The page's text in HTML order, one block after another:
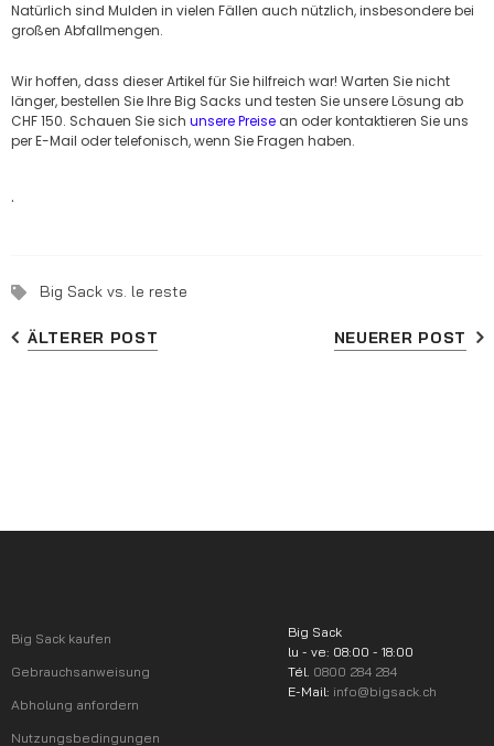
Natürlich sind Mulden in vielen Fällen auch nützlich, insbesondere bei
großen Abfallmengen.
Wir hoffen, dass dieser Artikel für Sie hilfreich war! Warten Sie nicht
länger, bestellen Sie Ihre Big Sacks und testen Sie unsere Lösung ab
CHF 150. Schauen Sie sich unsere Preise an oder kontaktieren Sie uns
per E-Mail oder telefonisch, wenn Sie Fragen haben.
.
Big Sack vs. le reste
ÄLTERER POST NEUERER POST
Big Sack kaufen
Gebrauchsanweisung
Abholung anfordern
Nutzungsbedingungen
Big Sack
lu - ve: 08:00 - 18:00
Tél. 0800 284 284
E-Mail: info@bigsack.ch